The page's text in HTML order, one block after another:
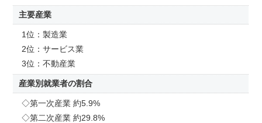
主要産業
1位：製造業
2位：サービス業
3位：不動産業
産業別就業者の割合
◇第一次産業 約5.9%
◇第二次産業 約29.8%